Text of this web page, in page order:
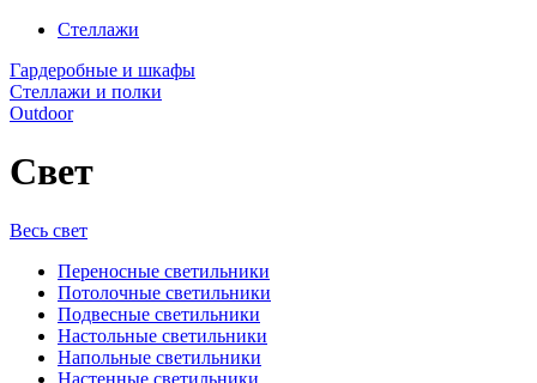
Стеллажи
Гардеробные и шкафы
Стеллажи и полки
Outdoor
Свет
Весь свет
Переносные светильники
Потолочные светильники
Подвесные светильники
Настольные светильники
Напольные светильники
Настенные светильники